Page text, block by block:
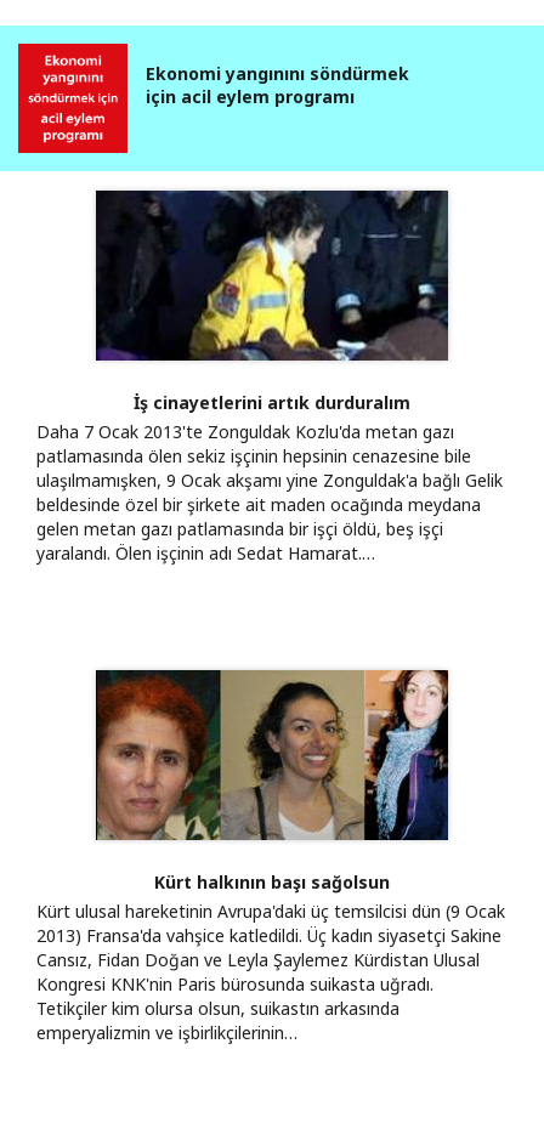
Ekonomi yangınını söndürmek
için acil eylem programı
İş cinayetlerini artık durduralım
Daha 7 Ocak 2013'te Zonguldak Kozlu'da metan gazı
patlamasında ölen sekiz işçinin hepsinin cenazesine bile
ulaşılmamışken, 9 Ocak akşamı yine Zonguldak'a bağlı Gelik
beldesinde özel bir şirkete ait maden ocağında meydana
gelen metan gazı patlamasında bir işçi öldü, beş işçi
yaralandı. Ölen işçinin adı Sedat Hamarat.…
Kürt halkının başı sağolsun
Kürt ulusal hareketinin Avrupa'daki üç temsilcisi dün (9 Ocak
2013) Fransa'da vahşice katledildi. Üç kadın siyasetçi Sakine
Cansız, Fidan Doğan ve Leyla Şaylemez Kürdistan Ulusal
Kongresi KNK'nin Paris bürosunda suikasta uğradı.
Tetikçiler kim olursa olsun, suikastın arkasında
emperyalizmin ve işbirlikçilerinin…